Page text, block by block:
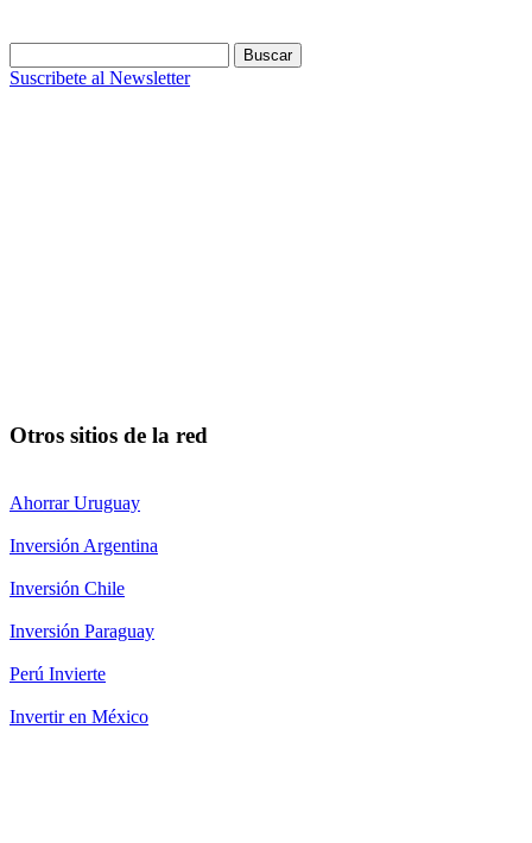
Suscribete al Newsletter
Otros sitios de la red
Ahorrar Uruguay
Inversión Argentina
Inversión Chile
Inversión Paraguay
Perú Invierte
Invertir en México